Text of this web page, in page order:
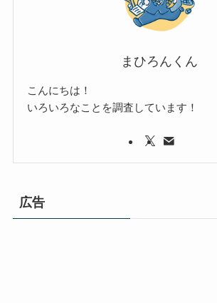
まひろんくん
こんにちは！
いろいろなことを調査しています！
広告